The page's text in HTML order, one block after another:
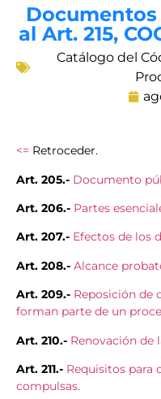
al Art. 215,
Catálogo del
<= Retroceder.
Art. 205.- Documento
Art. 206.- Partes
Art. 207.- Efectos de los
Art. 208.- Alcance
Art. 209.- Reposición de
forman parte de un
Art. 210.- Renovación de
Art. 211.- Requisitos para
compulsas.